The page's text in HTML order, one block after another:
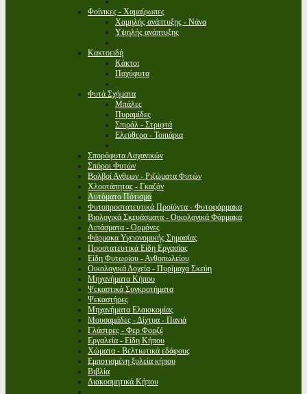
Φοίνικες - Χαμαίρωπες
Χαμηλής ανάπτυξης - Νάνα
Υψηλής ανάπτυξης
Κακτοειδή
Κάκτοι
Παχύφυτα
Φυτά Σχήματα
Μπάλες
Πυραμίδες
Σπιράλ - Στριφτά
Ελεύθερα - Τοπιάρια
Σπορόφυτα Λαχανικών
Σπόροι Φυτών
Βολβοί Ανθεων - Ριζώματα Φυτών
Χλοοτάπητας - Γκαζόν
Αυτόματο Πότισμα
Φυτοπροστατευτικά Προϊόντα - Φυτοφάρμακα
Βιολογικά Σκευάσματα - Οικολογικά Φάρμακα
Λιπάσματα - Ορμόνες
Φάρμακα Υγειονομικής Σημασίας
Προστατευτικά Είδη Εργασίας
Είδη Φυτωρίου - Ανθοπωλείου
Οικολογικά Δοχεία - Πυρίμαχα Σκεύη
Μηχανήματα Κήπου
Ψεκαστικά Συγκροτήματα
Ψεκαστήρες
Μηχανήματα Ελαιοκομίας
Μουσαμάδες - Δίχτυα - Πανιά
Γλάστρες - Φερ Φορζέ
Εργαλεία - Είδη Κήπου
Χώματα - Βελτιωτικά εδάφους
Εμποτισμένη ξυλεία κήπου
Βιβλία
Διακοσμητικά Κήπου